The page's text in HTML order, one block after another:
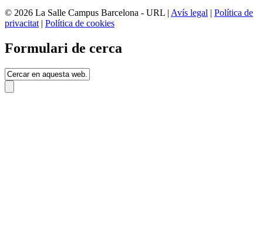
© 2026 La Salle Campus Barcelona - URL | Avís legal | Política de
privacitat | Política de cookies
Formulari de cerca